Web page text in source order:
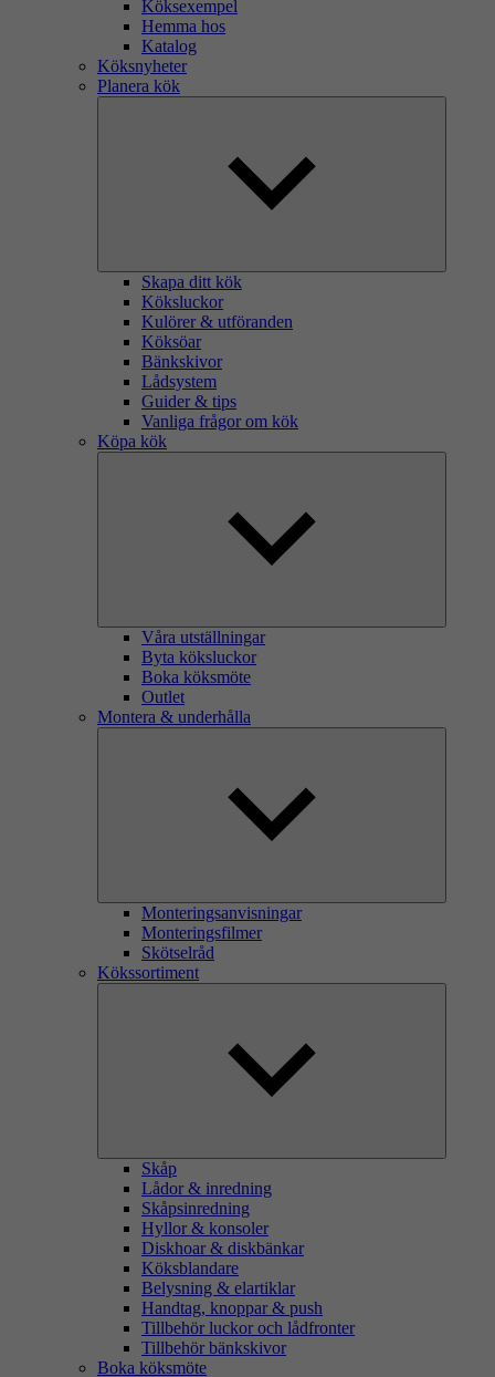
Köksexempel
Hemma hos
Katalog
Köksnyheter
Planera kök
Skapa ditt kök
Köksluckor
Kulörer & utföranden
Köksöar
Bänkskivor
Lådsystem
Guider & tips
Vanliga frågor om kök
Köpa kök
Våra utställningar
Byta köksluckor
Boka köksmöte
Outlet
Montera & underhålla
Monteringsanvisningar
Monteringsfilmer
Skötselråd
Kökssortiment
Skåp
Lådor & inredning
Skåpsinredning
Hyllor & konsoler
Diskhoar & diskbänkar
Köksblandare
Belysning & elartiklar
Handtag, knoppar & push
Tillbehör luckor och lådfronter
Tillbehör bänkskivor
Boka köksmöte